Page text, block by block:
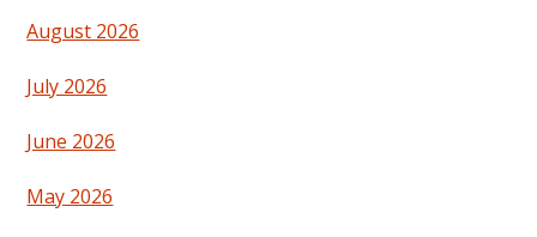
August 2026
July 2026
June 2026
May 2026